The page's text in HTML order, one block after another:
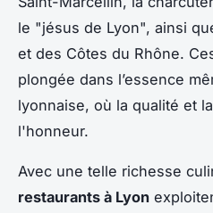
le "jésus de Lyon", ainsi
et des Côtes du Rhône.
plongée dans l’essence
lyonnaise, où la qualité et
l'honneur.
Avec une telle richesse
restaurants à Lyon